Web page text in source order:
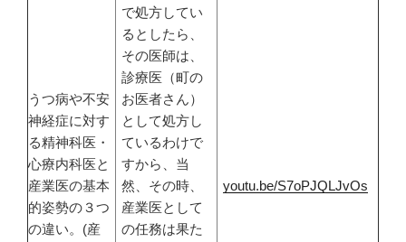
うつ病や不安
神経症に対す
る精神科医・
心療内科医と
産業医の基本
的姿勢の３つ
の違い。(産
で処方してい
るとしたら、
その医師は、
診療医（町の
お医者さん）
として処方し
ているわけで
すから、当
然、その時、
産業医として
の任務は果た
youtu.be/S7oPJQLJvOs